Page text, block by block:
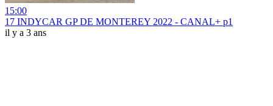
15:00
17 INDYCAR GP DE MONTEREY 2022 - CANAL+ p1
il y a 3 ans